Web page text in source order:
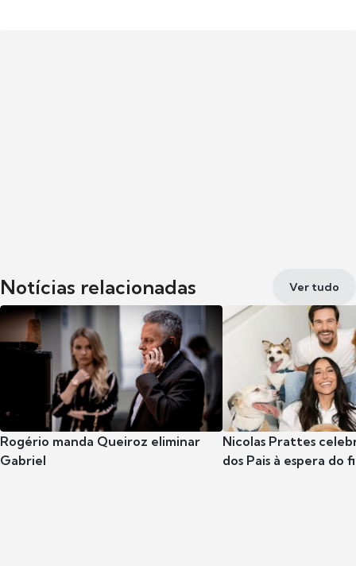
Notícias relacionadas Ver tudo
Rogério manda Queiroz eliminar
Gabriel
Nicolas Prattes
dos Pais à espera do